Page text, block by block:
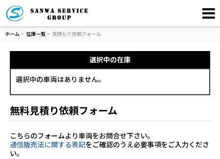
ホーム > 在庫一覧 > 見積もり依頼フォーム
選択中の在庫
選択中の車両はありません。
無料見積り依頼フォーム
こちらのフォームより車両をお問合せ下さい。
通信販売法に関する表記をご確認のうえ必要事項をご入力くださ
い。